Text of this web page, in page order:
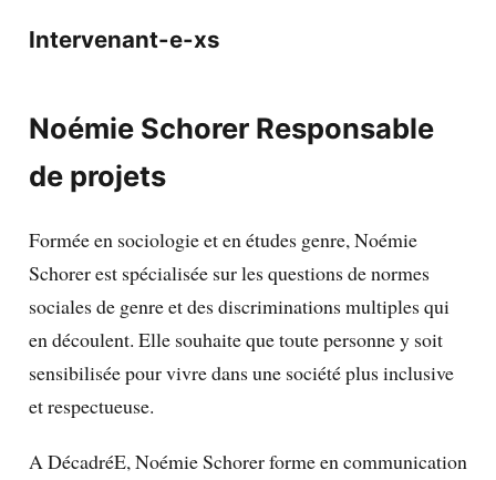
Intervenant-e-xs
Noémie Schorer Responsable
de projets
Formée en sociologie et en études genre, Noémie
Schorer est spécialisée sur les questions de normes
sociales de genre et des discriminations multiples qui
en découlent. Elle souhaite que toute personne y soit
sensibilisée pour vivre dans une société plus inclusive
et respectueuse.
A DécadréE, Noémie Schorer forme en communication